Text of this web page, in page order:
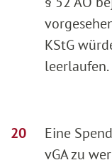
KStG
leerlaufen.
Eine
vGA zu